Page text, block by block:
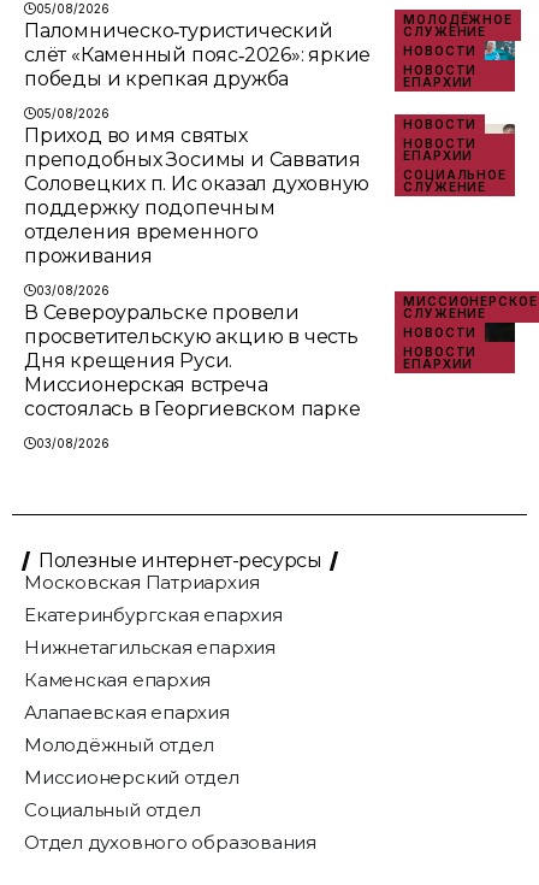
05/08/2026
МОЛОДЁЖНОЕ
СЛУЖЕНИЕ
НОВОСТИ
НОВОСТИ
ЕПАРХИИ
Паломническо‑туристический
слёт «Каменный пояс‑2026»: яркие
победы и крепкая дружба
05/08/2026
НОВОСТИ
НОВОСТИ
ЕПАРХИИ
СОЦИАЛЬНОЕ
СЛУЖЕНИЕ
Приход во имя святых
преподобных Зосимы и Савватия
Соловецких п. Ис оказал духовную
поддержку подопечным
отделения временного
проживания
03/08/2026
МИССИОНЕРСКОЕ
СЛУЖЕНИЕ
НОВОСТИ
НОВОСТИ
ЕПАРХИИ
В Североуральске провели
просветительскую акцию в честь
Дня крещения Руси.
Миссионерская встреча
состоялась в Георгиевском парке
03/08/2026
Полезные интернет-ресурсы
Московская Патриархия
Екатеринбургская епархия
Нижнетагильская епархия
Каменская епархия
Алапаевская епархия
Молодёжный отдел
Миссионерский отдел
Социальный отдел
Отдел духовного образования